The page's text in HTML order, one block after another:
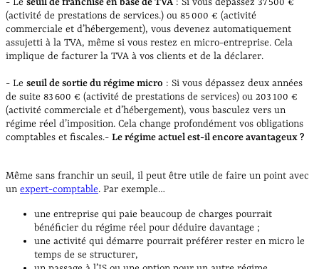
(activité de prestations de services.) ou 85 000 € (activité
commerciale et d’hébergement), vous devenez automatiquement
assujetti à la TVA, même si vous restez en micro-entreprise. Cela
implique de facturer la TVA à vos clients et de la déclarer.
- Le seuil de sortie du régime micro : Si vous dépassez deux années
de suite 83 600 € (activité de prestations de services) ou 203 100 €
(activité commerciale et d’hébergement), vous basculez vers un
régime réel d’imposition. Cela change profondément vos obligations
comptables et fiscales.- Le régime actuel est-il encore avantageux ?
Même sans franchir un seuil, il peut être utile de faire un point avec
un expert-comptable. Par exemple…
une entreprise qui paie beaucoup de charges pourrait
bénéficier du régime réel pour déduire davantage ;
une activité qui démarre pourrait préférer rester en micro le
temps de se structurer,